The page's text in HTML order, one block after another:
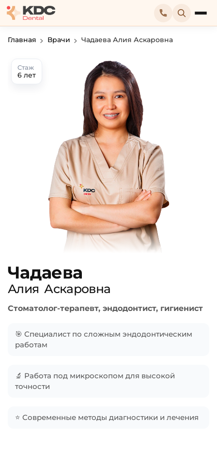
Главная Врачи Чадаева Алия Аскаровна
Стаж
6 лет
Чадаева
Алия Аскаровна
Стоматолог-терапевт, эндодонтист, гигиенист
🎯 Специалист по сложным эндодонтическим
работам
🔬 Работа под микроскопом для высокой
точности
⭐ Современные методы диагностики и лечения